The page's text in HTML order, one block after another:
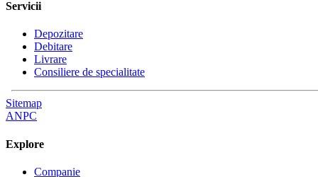
Servicii
Depozitare
Debitare
Livrare
Consiliere de specialitate
Sitemap
ANPC
Explore
Companie